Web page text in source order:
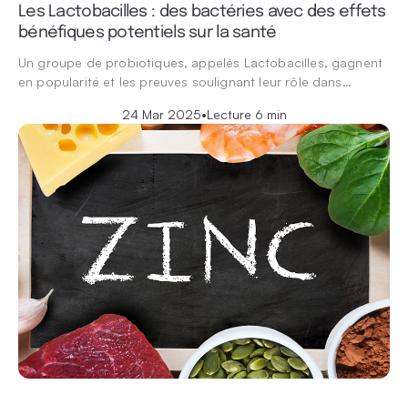
Les Lactobacilles : des bactéries avec des effets
bénéfiques potentiels sur la santé
Un groupe de probiotiques, appelés Lactobacilles, gagnent
en popularité et les preuves soulignant leur rôle dans…
24 Mar 2025•Lecture 6 min